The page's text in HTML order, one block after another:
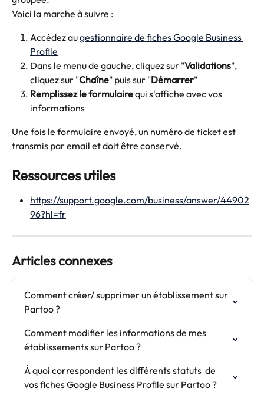
Voici la marche à suivre :
Accédez au gestionnaire de fiches Google Business
Profile
Dans le menu de gauche, cliquez sur "Validations",
cliquez sur "Chaîne" puis sur "Démarrer"
Remplissez le formulaire qui s'affiche avec vos
informations
Une fois le formulaire envoyé, un numéro de ticket est
transmis par email et doit être conservé.
Ressources utiles
https://support.google.com/business/answer/44902
96?hl=fr
Articles connexes
Comment créer/ supprimer un établissement sur
Partoo ?
Comment modifier les informations de mes
établissements sur Partoo ?
À quoi correspondent les différents statuts  de
vos fiches Google Business Profile sur Partoo ?